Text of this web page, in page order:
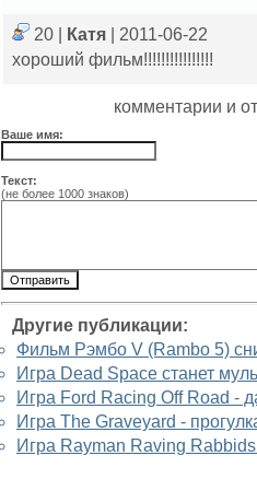
20 | Катя
| 2011-06-22
хороший фильм!!!!!!!!!!!!!!!!
комментарии и
Ваше имя:
Текст:
(не более 1000 знаков)
Другие публикации:
Фильм Рэмбо V (Rambo 5)
Игра Dead Space станет
Игра Ford Racing Off Road -
Игра The Graveyard -
Игра Rayman Raving